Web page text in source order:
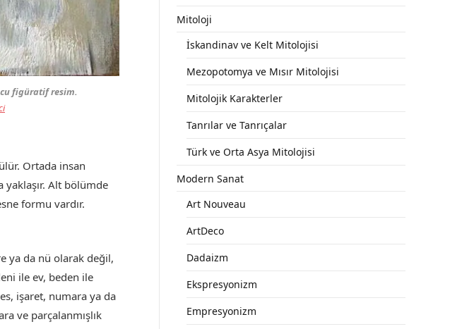
figüratif resim.
Ortada insan
yaklaşır. Alt bölümde
formu vardır.
ya da nü olarak değil,
ile ev, beden ile
işaret, numara ya da
ve parçalanmışlık
Mitoloji
İskandinav ve Kelt Mitolojisi
Mezopotomya ve Mısır Mitolojisi
Mitolojik Karakterler
Tanrılar ve Tanrıçalar
Türk ve Orta Asya Mitolojisi
Modern Sanat
Art Nouveau
ArtDeco
Dadaizm
Ekspresyonizm
Empresyonizm